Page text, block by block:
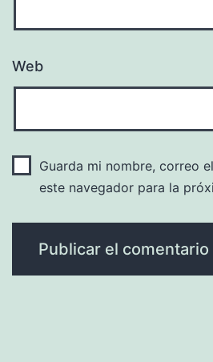
Web
Guarda mi nombre, correo
este navegador para la